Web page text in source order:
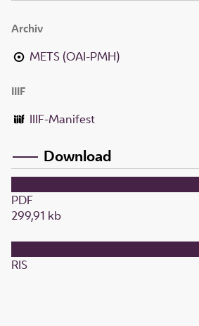
Archiv
METS (OAI-PMH)
IIIF
IIIF-Manifest
Download
PDF
299,91 kb
RIS